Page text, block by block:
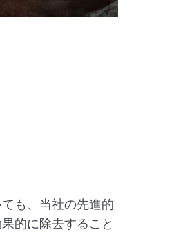
も、当社の先進的
的に除去すること